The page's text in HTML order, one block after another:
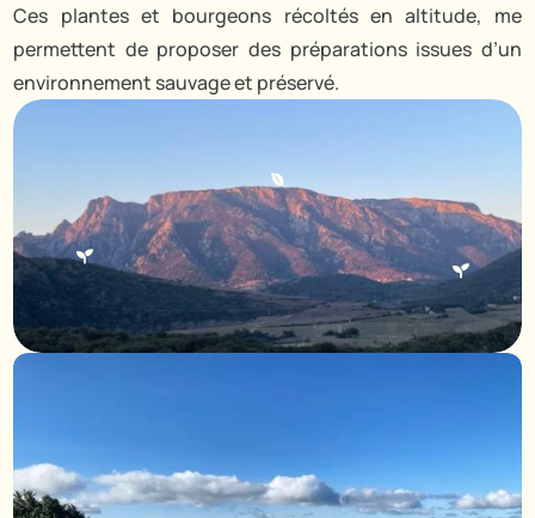
Ces plantes et bourgeons récoltés en altitude, me
permettent de proposer des préparations issues d’un
environnement sauvage et préservé.


